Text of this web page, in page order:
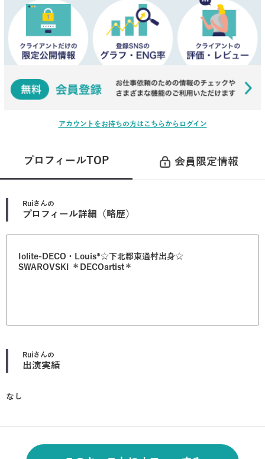
アカウントをお持ちの方はこちらからログイン
プロフィールTOP 会員限定情報
Ruiさんの
プロフィール詳細（略歴）
Iolite-DECO・Louis*☆下北郡東通村出身☆
SWAROVSKI ＊DECOartist＊
Ruiさんの
出演実績
なし